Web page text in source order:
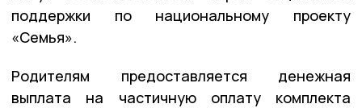
поддержки по национальному проекту
«Семья».
Родителям предоставляется денежная
выплата на частичную оплату комплекта